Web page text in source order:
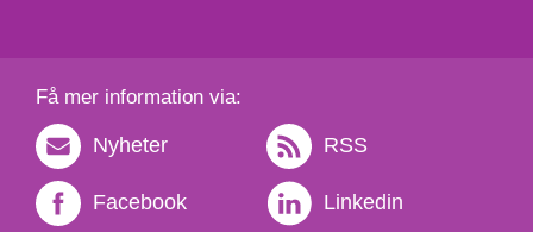
Få mer information via:
Nyheter RSS
Facebook Linkedin